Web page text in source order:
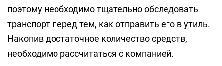
поэтому необходимо тщательно обследовать
транспорт перед тем, как отправить его в утиль.
Накопив достаточное количество средств,
необходимо рассчитаться с компанией.